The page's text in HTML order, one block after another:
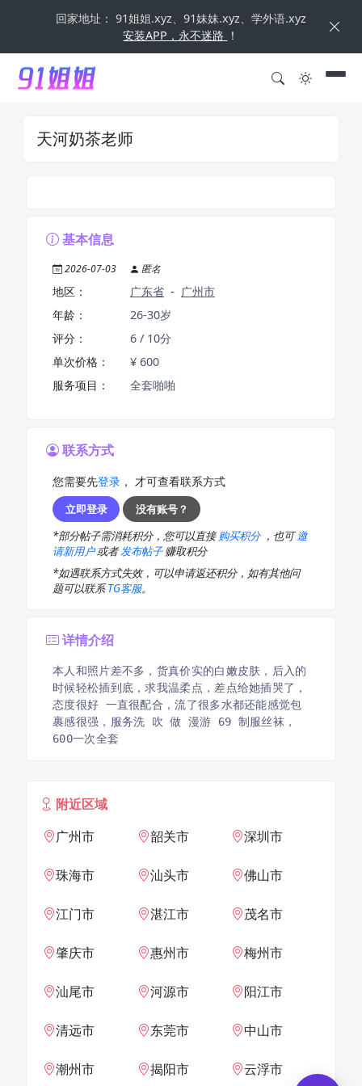
回家地址： 91姐姐.xyz、91妹妹.xyz、学外语.xyz
安装APP，永不迷路 ！
天河奶茶老师
基本信息
2026-07-03 匿名
地区： 广东省 - 广州市
年龄：
26-30岁
评分：
6 / 10分
单次价格：
¥ 600
服务项目：
全套啪啪
联系方式
您需要先登录 ， 才可查看联系方式
立即登录
没有账号？
*部分帖子需消耗积分，您可以直接购买积分 ，也可邀
请新用户或者发布帖子赚取积分
*如遇联系方式失效，可以申请返还积分，如有其他问
题可以联系TG客服。
详情介绍
本人和照片差不多，货真价实的白嫩皮肤，后入的
时候轻松插到底，求我温柔点，差点给她插哭了，
态度很好 一直很配合，流了很多水都还能感觉包
裹感很强，服务洗 吹 做 漫游 69 制服丝袜，
600一次全套
附近区域
广州市
韶关市 深圳市
珠海市 汕头市 佛山市
江门市 湛江市 茂名市
肇庆市 惠州市 梅州市
汕尾市 河源市 阳江市
清远市 东莞市 中山市
潮州市 揭阳市 云浮市